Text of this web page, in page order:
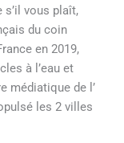
s’il vous plaît,
du coin
en 2019,
à l’eau et
médiatique de l’
les 2 villes